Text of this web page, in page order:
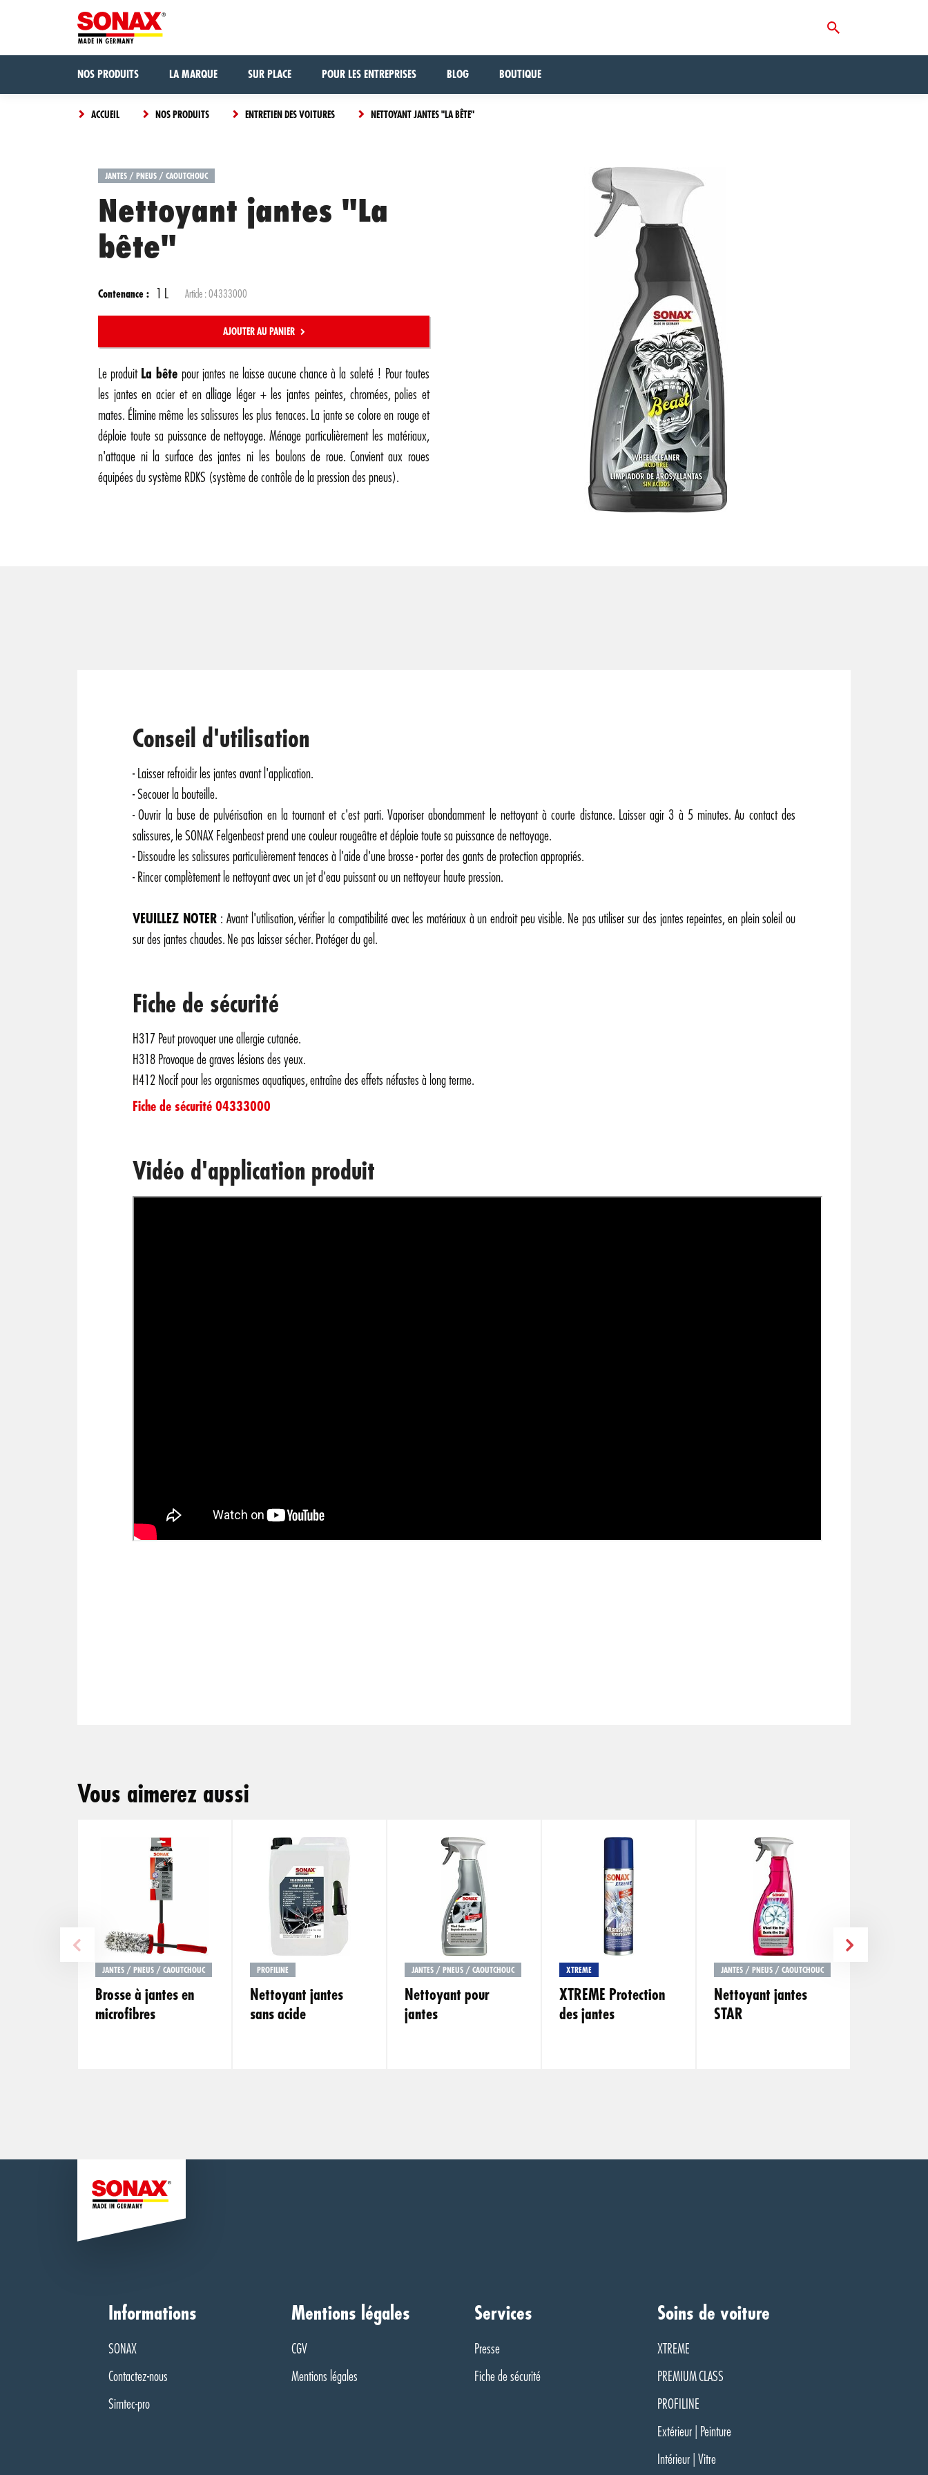
NOS PRODUITS LA MARQUE SUR PLACE POUR LES ENTREPRISES BLOG BOUTIQUE
ACCUEIL NOS PRODUITS ENTRETIEN DES VOITURES NETTOYANT JANTES "LA BÊTE"
JANTES / PNEUS / CAOUTCHOUC
Nettoyant jantes "La
bête"
Contenance : 1 L Article :04333000
AJOUTER AU PANIER
Le produit La bête pour jantes ne laisse aucune chance à la saleté ! Pour toutes
les jantes en acier et en alliage léger + les jantes peintes, chromées, polies et
mates. Élimine même les salissures les plus tenaces. La jante se colore en rouge et
déploie toute sa puissance de nettoyage. Ménage particulièrement les matériaux,
n'attaque ni la surface des jantes ni les boulons de roue. Convient aux roues
équipées du système RDKS (système de contrôle de la pression des pneus).
Conseil d'utilisation
- Laisser refroidir les jantes avant l'application.
- Secouer la bouteille.
- Ouvrir la buse de pulvérisation en la tournant et c'est parti. Vaporiser abondamment le nettoyant à courte distance. Laisser agir 3 à 5 minutes. Au contact des
salissures, le SONAX Felgenbeast prend une couleur rougeâtre et déploie toute sa puissance de nettoyage.
- Dissoudre les salissures particulièrement tenaces à l'aide d'une brosse - porter des gants de protection appropriés.
- Rincer complètement le nettoyant avec un jet d'eau puissant ou un nettoyeur haute pression.
VEUILLEZ NOTER : Avant l'utilisation, vérifier la compatibilité avec les matériaux à un endroit peu visible. Ne pas utiliser sur des jantes repeintes, en plein soleil ou
sur des jantes chaudes. Ne pas laisser sécher. Protéger du gel.
Fiche de sécurité
H317 Peut provoquer une allergie cutanée.
H318 Provoque de graves lésions des yeux.
H412 Nocif pour les organismes aquatiques, entraîne des effets néfastes à long terme.
Fiche de sécurité 04333000
Vidéo d'application produit
Vous aimerez aussi
JANTES / PNEUS / CAOUTCHOUC
Brosse à jantes en
microfibres
PROFILINE
Nettoyant jantes
sans acide
JANTES / PNEUS / CAOUTCHOUC
Nettoyant pour
jantes
XTREME
XTREME Protection
des jantes
JANTES / PNEUS / CAOUTCHOUC
Nettoyant jantes
STAR
Informations
SONAX
Contactez-nous
Simtec-pro
Mentions légales
CGV
Mentions légales
Services
Presse
Fiche de sécurité
Soins de voiture
XTREME
PREMIUM CLASS
PROFILINE
Extérieur | Peinture
Intérieur | Vitre